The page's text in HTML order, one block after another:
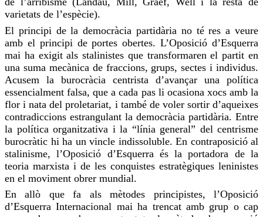
varietats de l’espècie).
El principi de la democràcia partidària no té res a veure
amb el principi de portes obertes. L’Oposició d’Esquerra
mai ha exigit als stalinistes que transformaren el partit en
una suma mecànica de fraccions, grups, sectes i individus.
Acusem la burocràcia centrista d’avançar una política
essencialment falsa, que a cada pas li ocasiona xocs amb la
flor i nata del proletariat, i també de voler sortir d’aqueixes
contradiccions estrangulant la democràcia partidària. Entre
la política organitzativa i la “línia general” del centrisme
burocràtic hi ha un vincle indissoluble. En contraposició al
stalinisme, l’Oposició d’Esquerra és la portadora de la
teoria marxista i de les conquistes estratègiques leninistes
en el moviment obrer mundial.
En allò que fa als mètodes principistes, l’Oposició
d’Esquerra Internacional mai ha trencat amb grup o cap